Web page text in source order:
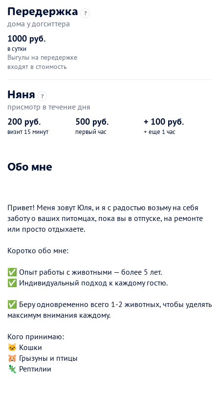
Передержка ?
дома у догситтера
1000 руб.
в сутки
Выгулы на передержке
входят в стоимость
Няня ?
присмотр в течение дня
200 руб.
визит 15 минут
500 руб.
первый час
+ 100 руб.
+ еще 1 час
Обо мне
Привет! Меня зовут Юля, и я с радостью возьму на себя
заботу о ваших питомцах, пока вы в отпуске, на ремонте
или просто отдыхаете.
Коротко обо мне:
✅ Опыт работы с животными — более 5 лет.
✅ Индивидуальный подход к каждому гостю.
✅ Беру одновременно всего 1-2 животных, чтобы уделять
максимум внимания каждому.
Кого принимаю:
🐱 Кошки
🐹 Грызуны и птицы
🦎 Рептилии